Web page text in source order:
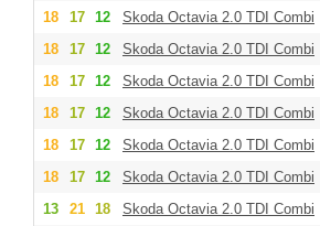
18
17 12 Skoda Octavia 2.0 TDI Combi
18
17 12 Skoda Octavia 2.0 TDI Combi
18
17 12 Skoda Octavia 2.0 TDI Combi
18
17 12 Skoda Octavia 2.0 TDI Combi
18
17 12 Skoda Octavia 2.0 TDI Combi
18
17 12 Skoda Octavia 2.0 TDI Combi
13
21 18 Skoda Octavia 2.0 TDI Combi